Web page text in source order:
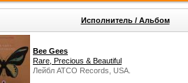
Исполнитель / Альбом
Bee Gees
Rare, Precious & Beautiful
Лейбл ATCO Records, USA.